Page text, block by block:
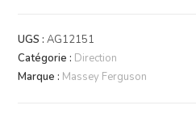
de
direction
Massey
UGS :AG12151
Catégorie : Direction
Marque : Massey Ferguson